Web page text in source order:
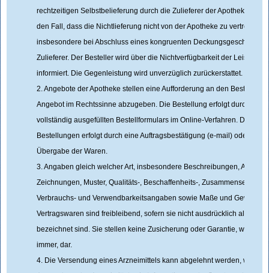
rechtzeitigen Selbstbelieferung durch die Zulieferer der Apotheke. Dies
den Fall, dass die Nichtlieferung nicht von der Apotheke zu vertreten ist,
insbesondere bei Abschluss eines kongruenten Deckungsgeschäftes
Zulieferer. Der Besteller wird über die Nichtverfügbarkeit der Leistung
informiert. Die Gegenleistung wird unverzüglich zurückerstattet.
2. Angebote der Apotheke stellen eine Aufforderung an den Besteller
Angebot im Rechtssinne abzugeben. Die Bestellung erfolgt durch
vollständig ausgefüllten Bestellformulars im Online-Verfahren. Die
Bestellungen erfolgt durch eine Auftragsbestätigung (e-mail) oder
Übergabe der Waren.
3. Angaben gleich welcher Art, insbesondere Beschreibungen,
Zeichnungen, Muster, Qualitäts-, Beschaffenheits-,
Verbrauchs- und Verwendbarkeitsangaben sowie Maße und Gewichte
Vertragswaren sind freibleibend, sofern sie nicht ausdrücklich als
bezeichnet sind. Sie stellen keine Zusicherung oder Garantie, welcher
immer, dar.
4. Die Versendung eines Arzneimittels kann abgelehnt werden, wenn